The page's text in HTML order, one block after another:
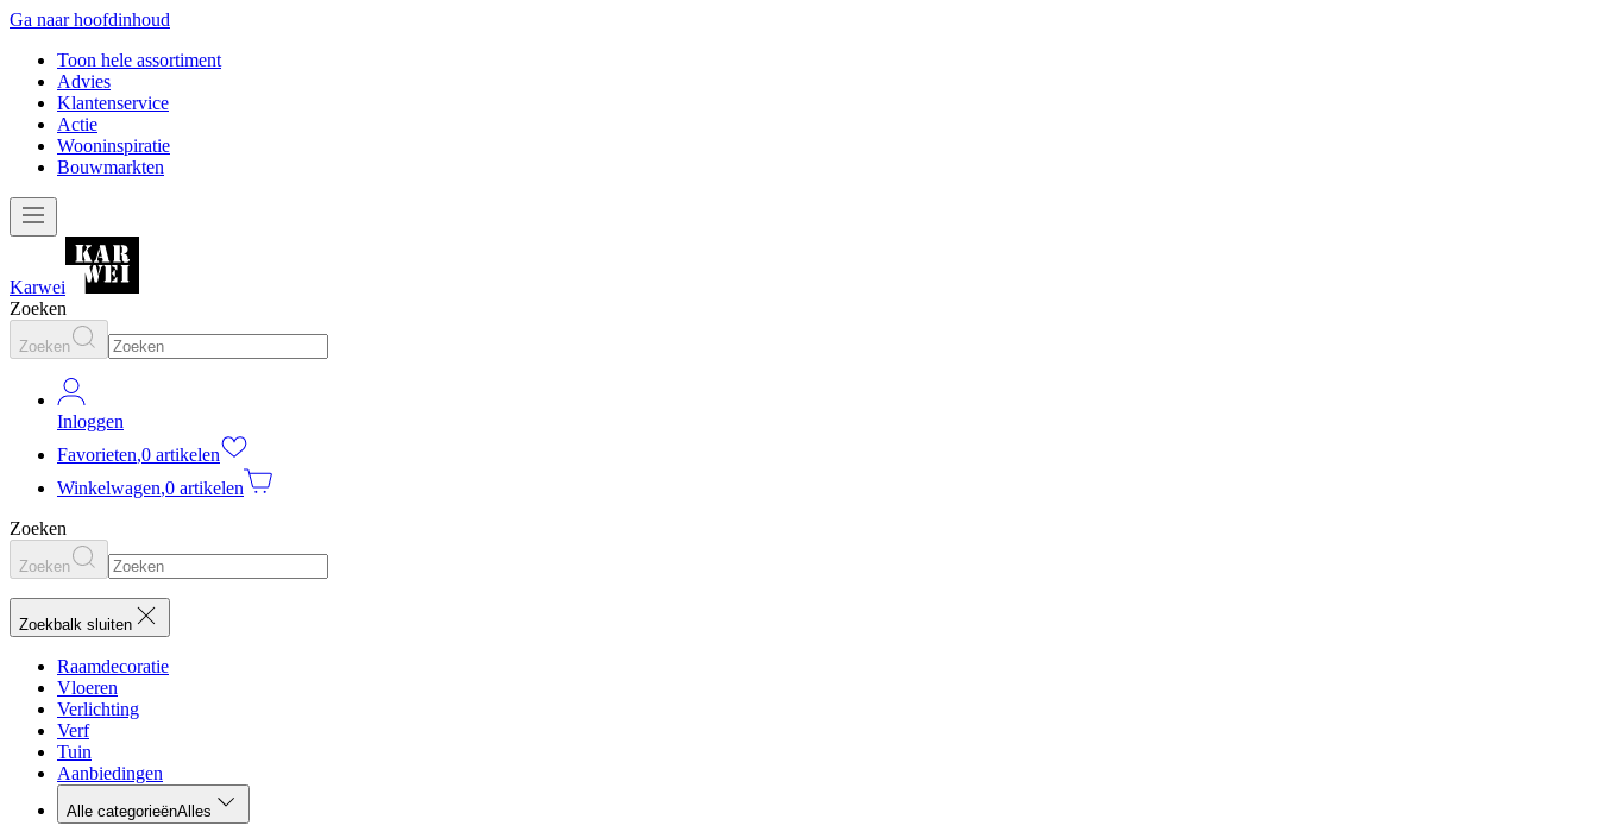
Ga naar hoofdinhoud
Toon hele assortiment
Advies
Klantenservice
Actie
Wooninspiratie
Bouwmarkten
Karwei
Zoeken
Zoeken
Inloggen
Favorieten,0 artikelen
Winkelwagen,0 artikelen
Zoeken
Zoeken
Zoekbalk sluiten
Raamdecoratie
Vloeren
Verlichting
Verf
Tuin
Aanbiedingen
Alle categorieënAlles